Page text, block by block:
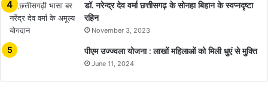
डॉ. नरेन्द्र देव वर्मा छत्तीसगढ़ के सोनहा बिहान के स्वप्नदृष्टा
रहिन
November 3, 2023
पीएम उज्ज्वला योजना : लाखों महिलाओं को मिली धुएं से मुक्ति
June 11, 2024